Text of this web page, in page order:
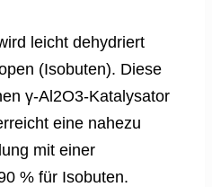
leicht dehydriert
(Isobuten). Diese
γ-Al2O3-Katalysator
eine nahezu
mit einer
% für Isobuten.